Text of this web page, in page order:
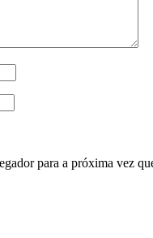
para a próxima vez